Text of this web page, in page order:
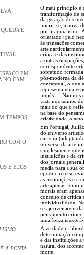
E
EM
NO CAM
TEMPOS
COM O
E ECOS
A PONTA
O meu princípio é
transformação de
da geração dos
iniciar-se, a nova
por pragmatismo.
orientado [pelo
às transações
arte
crítica e das
a outras
correspondente
sobretudo formada
pós-moderna da
conceptual, o que
representa uma
impôs — Não nos
vista nos termos
mais do que o
na base do
criatividade: o acto
Em Portugal,
do universo
carreira
universo da arte
simplesmente que
instituições e da
dos jornais
media para a sua
época
as instituições e a
arte apenas como
morais eram
conceito de crítica
individualidade.
se aproveitarem
pensamento
uma força
A verdadeira
determinação
e das instituições a
natural dos
morte.